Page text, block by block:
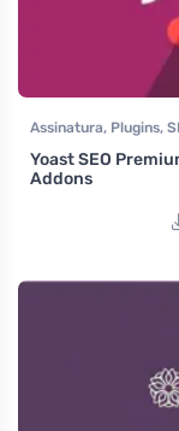
Assinatura, Plugins,
Yoast SEO
Addons